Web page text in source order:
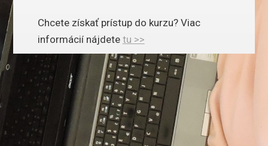
Chcete získať prístup do kurzu? Viac
informácií nájdete tu >>